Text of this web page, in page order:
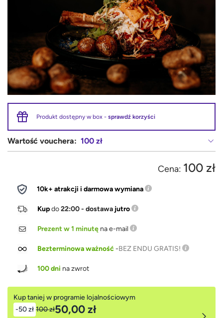
Produkt dostępny w box - sprawdź korzyści
Wartość vouchera: 100 zł
Cena: 100 zł
10k+ atrakcji i darmowa wymiana
Kupdo22:00 - dostawa jutro
Prezent w 1 minutę na e-mail
Bezterminowa ważność-BEZ ENDU GRATIS!
100 dni na zwrot
Kup taniej w programie lojalnościowym
-50 zł 100 zł50,00 zł